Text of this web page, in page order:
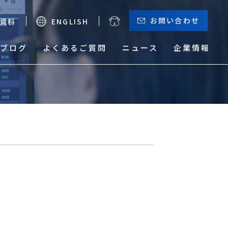
料 ENGLISH お問い合わせ
ログ よくあるご質問 ニュース 企業情報
サーチャージ一覧